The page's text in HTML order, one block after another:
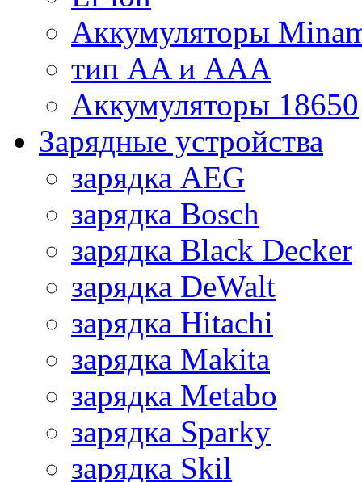
Аккумуляторы
тип AA и AAA
Аккумуляторы 18650
Зарядные устройства
зарядка AEG
зарядка Bosch
зарядка Black Decker
зарядка DeWalt
зарядка Hitachi
зарядка Makita
зарядка Metabo
зарядка Sparky
зарядка Skil